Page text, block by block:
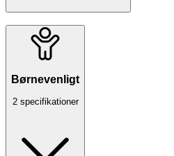
Børnevenligt
2 specifikationer